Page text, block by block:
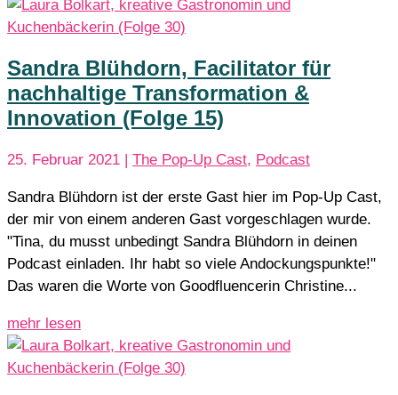
Sandra Blühdorn, Facilitator für
nachhaltige Transformation &
Innovation (Folge 15)
25. Februar 2021 | The Pop-Up Cast, Podcast
Sandra Blühdorn ist der erste Gast hier im Pop-Up Cast,
der mir von einem anderen Gast vorgeschlagen wurde.
"Tina, du musst unbedingt Sandra Blühdorn in deinen
Podcast einladen. Ihr habt so viele Andockungspunkte!"
Das waren die Worte von Goodfluencerin Christine...
mehr lesen